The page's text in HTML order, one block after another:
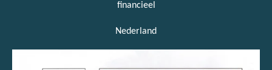
financieel
Nederland